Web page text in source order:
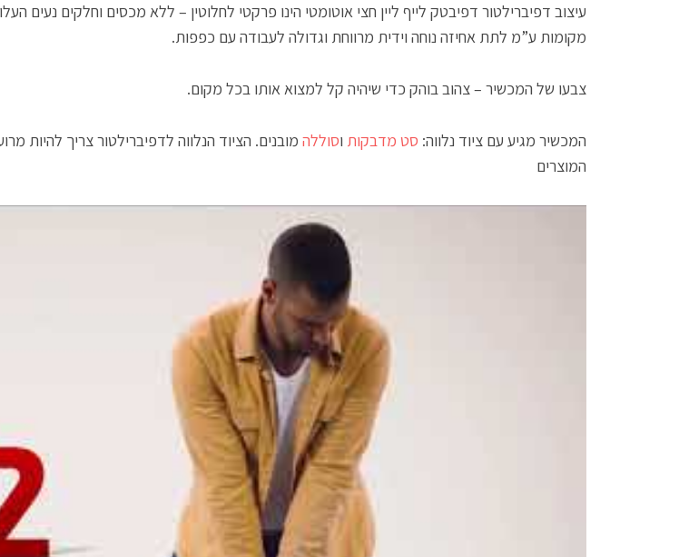
עיצוב דפיברילטור דפיבטק לייף ליין חצי אוטומטי הינו פרקטי לחלוטין – ללא מכסים וחלקים
מקומות ע”מ לתת אחיזה נוחה וידית מרווחת וגדולה לעבודה עם כפפות.
צבעו של המכשיר – צהוב בוהק כדי שיהיה קל למצוא אותו בכל מקום.
המכשיר מגיע עם ציוד נלווה: סט מדבקות וסוללה מובנים. הציוד הנלווה לדפיברילטור צריך להיות
המוצרים